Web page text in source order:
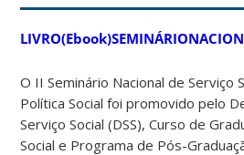
O II Seminário Nacional de Serviço
Política Social foi promovido pelo
Serviço Social (DSS), Curso de
Social e Programa de Pós-